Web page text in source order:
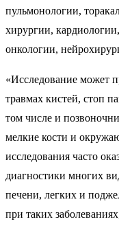
пульмонологии,
хирургии,
онкологии,
«Исследование может
травмах кистей, стоп
том числе и
мелкие кости и
исследования часто
диагностики многих
печени, легких и
при таких